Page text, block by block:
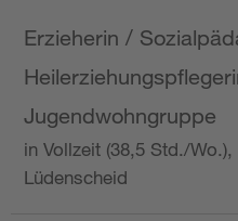
Erzieherin /
Jugendwohngruppe
in Vollzeit (38,5 Std./
Lüdenscheid